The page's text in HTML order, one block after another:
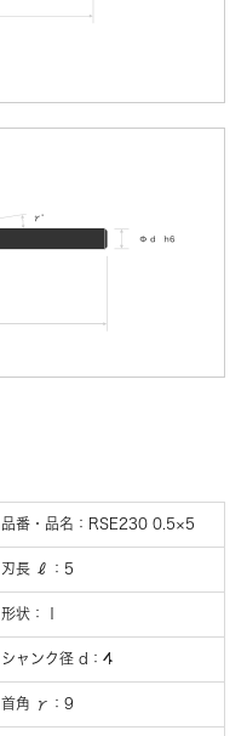
品番・品名： RSE230 0.5×5
刃長 ℓ ： 5
形状 ： Ⅰ
シャンク径 d ： 4
首角 γ ： 9